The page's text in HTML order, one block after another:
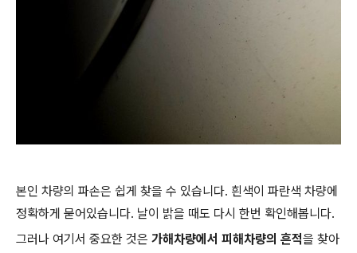
본인 차량의 파손은 쉽게 찾을 수 있습니다. 흰색이 파란색 차량에
정확하게 묻어있습니다. 날이 밝을 때도 다시 한번 확인해봅니다.
그러나 여기서 중요한 것은 가해차량에서 피해차량의 흔적을 찾아